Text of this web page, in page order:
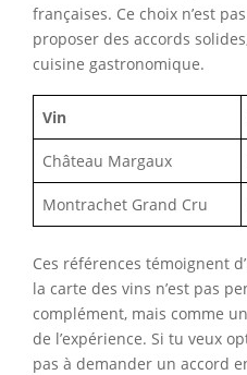
françaises. Ce choix n’est
proposer des accords
cuisine gastronomique.
Vin
Château Margaux
Montrachet Grand Cru
Ces références témoignent
la carte des vins n’est pas
complément, mais comme
de l’expérience. Si tu veux
pas à demander un accord